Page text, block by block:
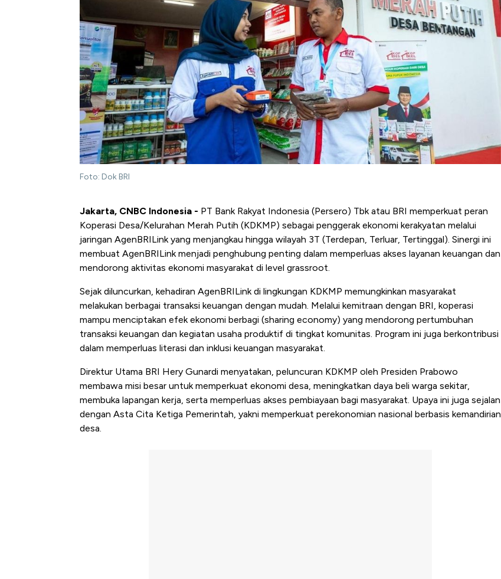
Foto: Dok BRI
Jakarta, CNBC Indonesia - PT Bank Rakyat Indonesia (Persero) Tbk atau BRI memperkuat peran
Koperasi Desa/Kelurahan Merah Putih (KDKMP) sebagai penggerak ekonomi kerakyatan melalui
jaringan AgenBRILink yang menjangkau hingga wilayah 3T (Terdepan, Terluar, Tertinggal). Sinergi ini
membuat AgenBRILink menjadi penghubung penting dalam memperluas akses layanan keuangan dan
mendorong aktivitas ekonomi masyarakat di level grassroot.
Sejak diluncurkan, kehadiran AgenBRILink di lingkungan KDKMP memungkinkan masyarakat
melakukan berbagai transaksi keuangan dengan mudah. Melalui kemitraan dengan BRI, koperasi
mampu menciptakan efek ekonomi berbagi (sharing economy) yang mendorong pertumbuhan
transaksi keuangan dan kegiatan usaha produktif di tingkat komunitas. Program ini juga berkontribusi
dalam memperluas literasi dan inklusi keuangan masyarakat.
Direktur Utama BRI Hery Gunardi menyatakan, peluncuran KDKMP oleh Presiden Prabowo
membawa misi besar untuk memperkuat ekonomi desa, meningkatkan daya beli warga sekitar,
membuka lapangan kerja, serta memperluas akses pembiayaan bagi masyarakat. Upaya ini juga sejalan
dengan Asta Cita Ketiga Pemerintah, yakni memperkuat perekonomian nasional berbasis kemandirian
desa.